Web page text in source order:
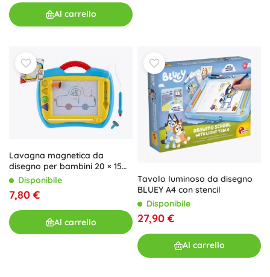
Al carrello
Lavagna magnetica da
disegno per bambini 20 × 15
cmDisponibile
7,80 €
Al carrello
Tavolo luminoso da disegno
BLUEY A4 con stencil
Disponibile
27,90 €
Al carrello